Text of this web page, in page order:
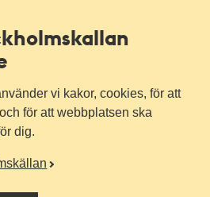
vi kakor, cookies, för att
för att webbplatsen ska
dig.